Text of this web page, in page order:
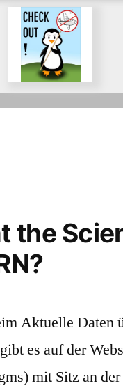
Für die
Begrenzung der
Emissionen des
Flugverkehrs
the
Aktuelle Daten
es auf der
mit Sitz an